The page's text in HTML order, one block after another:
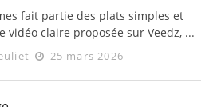
fait partie des plats simples et
vidéo claire proposée sur Veedz, ...
25 mars 2026